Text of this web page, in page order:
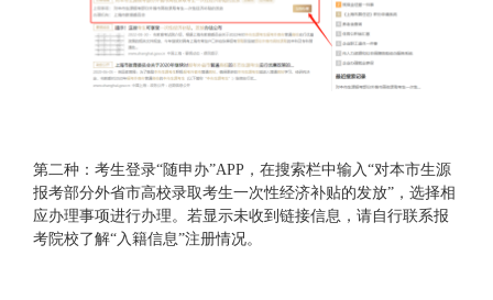
第二种：考生登录“随申办”APP，在搜索栏中输入“对本市生源
报考部分外省市高校录取考生一次性经济补贴的发放”，选择相
应办理事项进行办理。若显示未收到链接信息，请自行联系报
考院校了解“入籍信息”注册情况。